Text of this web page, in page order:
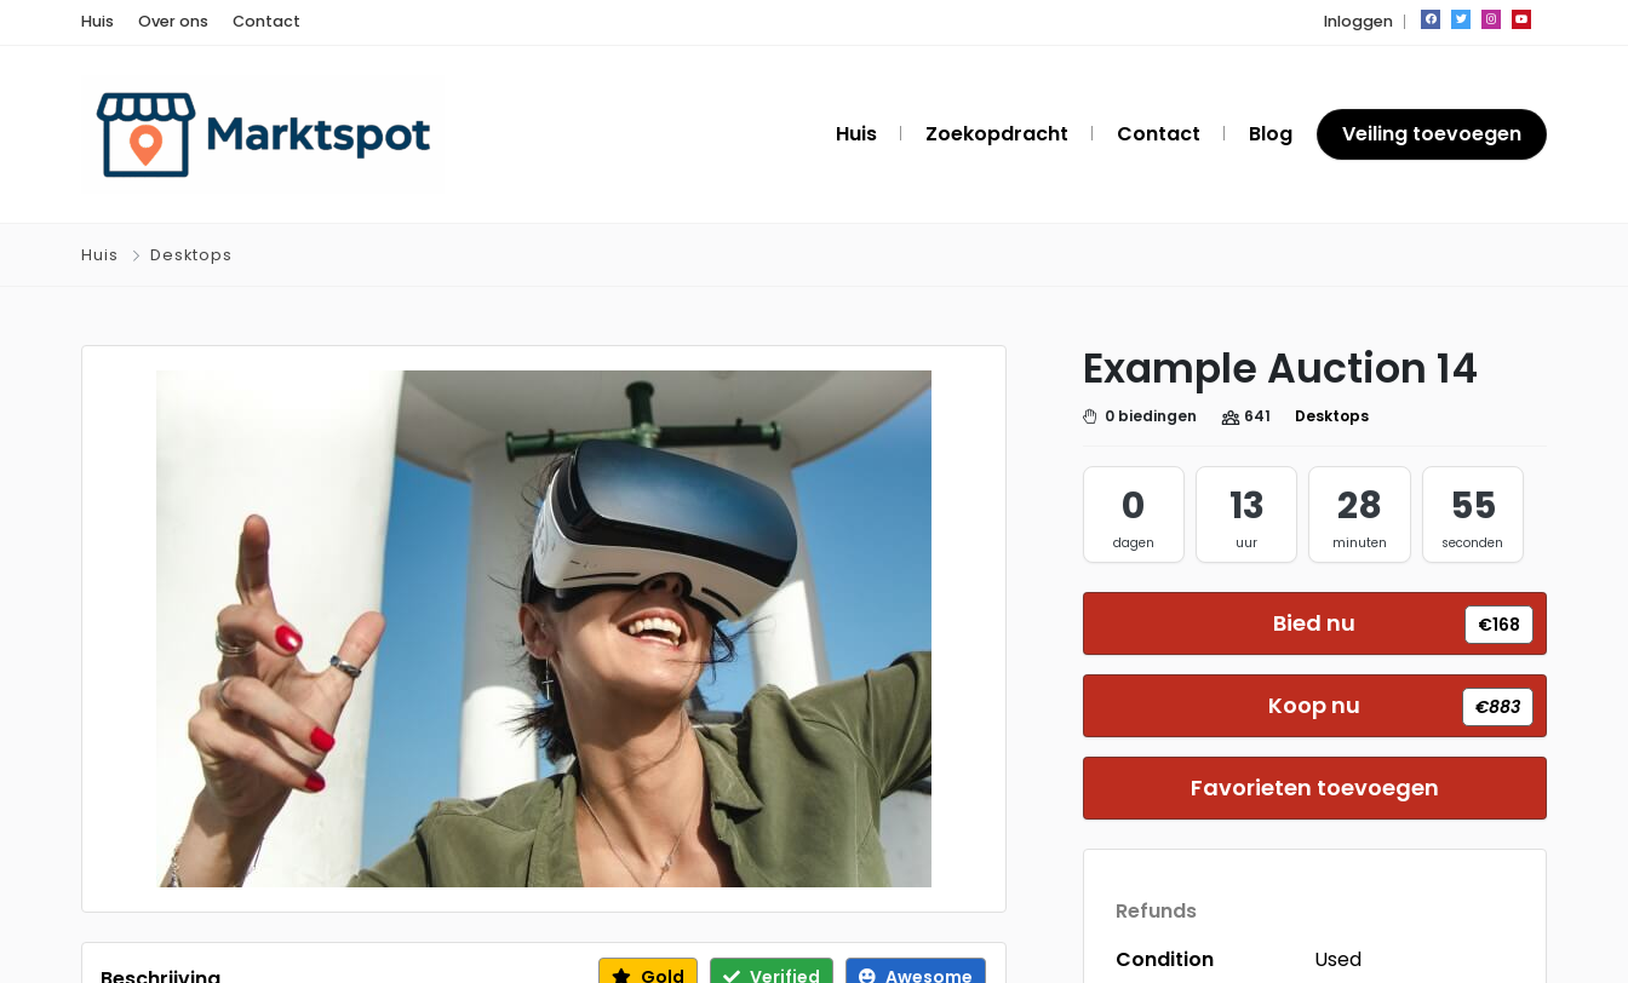
Huis Over ons Contact Inloggen
Huis Zoekopdracht Contact Blog Veiling toevoegen
Huis Desktops
Example Auction 14
0 biedingen 641 Desktops
0
dagen
13
uur
28
minuten
54
seconden
Bied nu €168
Koop nu €883
Favorieten toevoegen
Refunds
Condition
Used
Gold Verified Awesome